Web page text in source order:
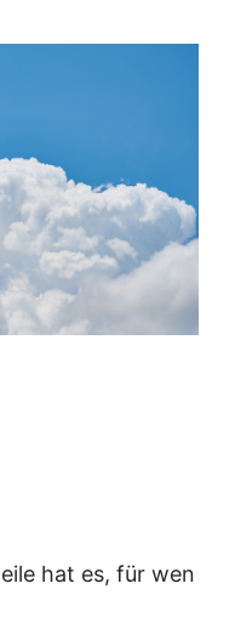
hat es, für wen